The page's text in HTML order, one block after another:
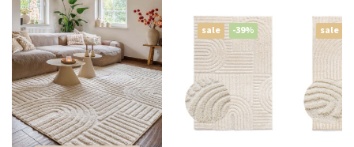
sale -39% sale